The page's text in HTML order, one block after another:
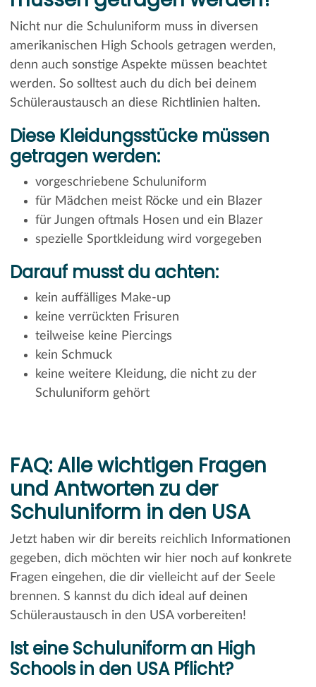
Nicht nur die Schuluniform muss in diversen
amerikanischen High Schools getragen werden,
denn auch sonstige Aspekte müssen beachtet
werden. So solltest auch du dich bei deinem
Schüleraustausch an diese Richtlinien halten.
Diese Kleidungsstücke müssen
getragen werden:
vorgeschriebene Schuluniform
für Mädchen meist Röcke und ein Blazer
für Jungen oftmals Hosen und ein Blazer
spezielle Sportkleidung wird vorgegeben
Darauf musst du achten:
kein auffälliges Make-up
keine verrückten Frisuren
teilweise keine Piercings
kein Schmuck
keine weitere Kleidung, die nicht zu der
Schuluniform gehört
FAQ: Alle wichtigen Fragen
und Antworten zu der
Schuluniform in den USA
Jetzt haben wir dir bereits reichlich Informationen
gegeben, dich möchten wir hier noch auf konkrete
Fragen eingehen, die dir vielleicht auf der Seele
brennen. S kannst du dich ideal auf deinen
Schüleraustausch in den USA vorbereiten!
Ist eine Schuluniform an High
Schools in den USA Pflicht?